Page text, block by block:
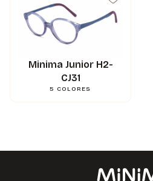
15 mm
130 mm
Poids 0.000000
Minima Junior H2-
CJ31
5 COLORES